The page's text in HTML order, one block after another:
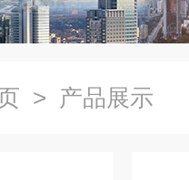
> 产品展示